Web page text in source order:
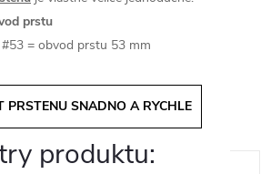
prstu
= obvod prstu 53 mm
PRSTENU SNADNO A RYCHLE
produktu: